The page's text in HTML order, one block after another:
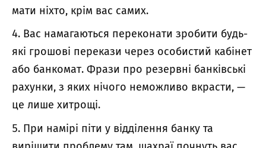
мати ніхто, крім вас самих.
Вас намагаються переконати зробити будь-
які грошові перекази через особистий кабінет
або банкомат. Фрази про резервні банківські
рахунки, з яких нічого неможливо вкрасти, —
це лише хитрощі.
При намірі піти у відділення банку та